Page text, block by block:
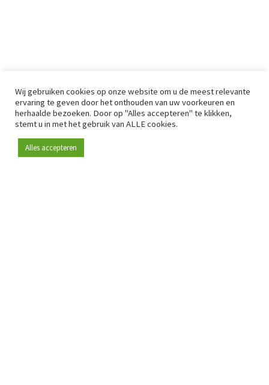
Wij gebruiken cookies op onze website om u de meest relevante
ervaring te geven door het onthouden van uw voorkeuren en
herhaalde bezoeken. Door op "Alles accepteren" te klikken,
stemt u in met het gebruik van ALLE cookies.
Alles accepteren